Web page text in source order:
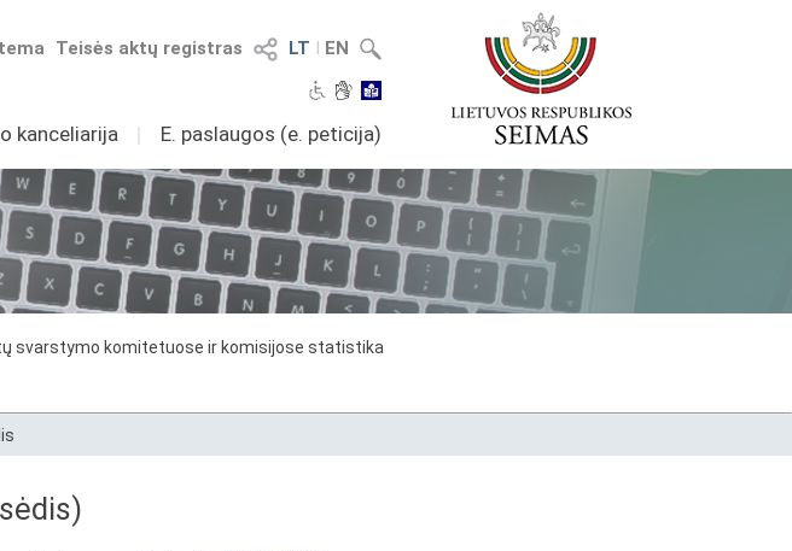
LT I EN
Teisės aktų registras
kanceliarija I E. paslaugos (e. peticija)
svarstymo komitetuose ir komisijose statistika